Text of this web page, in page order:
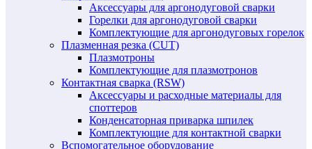
Аксессуары для аргонодуговой сварки
Горелки для аргонодуговой сварки
Комплектующие для аргонодуговых горелок
Плазменная резка (CUT)
Плазмотроны
Комплектующие для плазмотронов
Контактная сварка (RSW)
Аксессуары и расходные материалы для
споттеров
Конденсаторная приварка шпилек
Комплектующие для контактной сварки
Вспомогательное оборудование